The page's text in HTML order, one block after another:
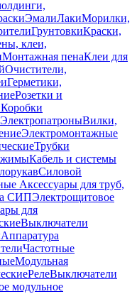
ЭмалиЛакиМорилки,
ГрунтовкиКраски,
клеи,
Монтажная пенаКлеи для
Очистители,
Герметики,
Розетки и
Коробки
ЭлектропатроныВилки,
Электромонтажные
Трубки
Кабель и системы
Силовой
Аксессуары для труб,
СИПЭлектрощитовое
для
Выключатели
Аппаратура
Частотные
Модульная
РелеВыключатели
модульное